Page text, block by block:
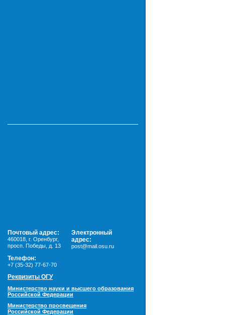
Почтовый адрес:
460018 г. Оренбург,
просп. Победы, д. 13
Электронный
адрес:
post@mail.osu.ru
Телефон:
+7 (35-32) 77-67-70
Реквизиты ОГУ
Министерство науки и высшего образования
Российской Федерации
Министерство просвещения
Российской Федерации